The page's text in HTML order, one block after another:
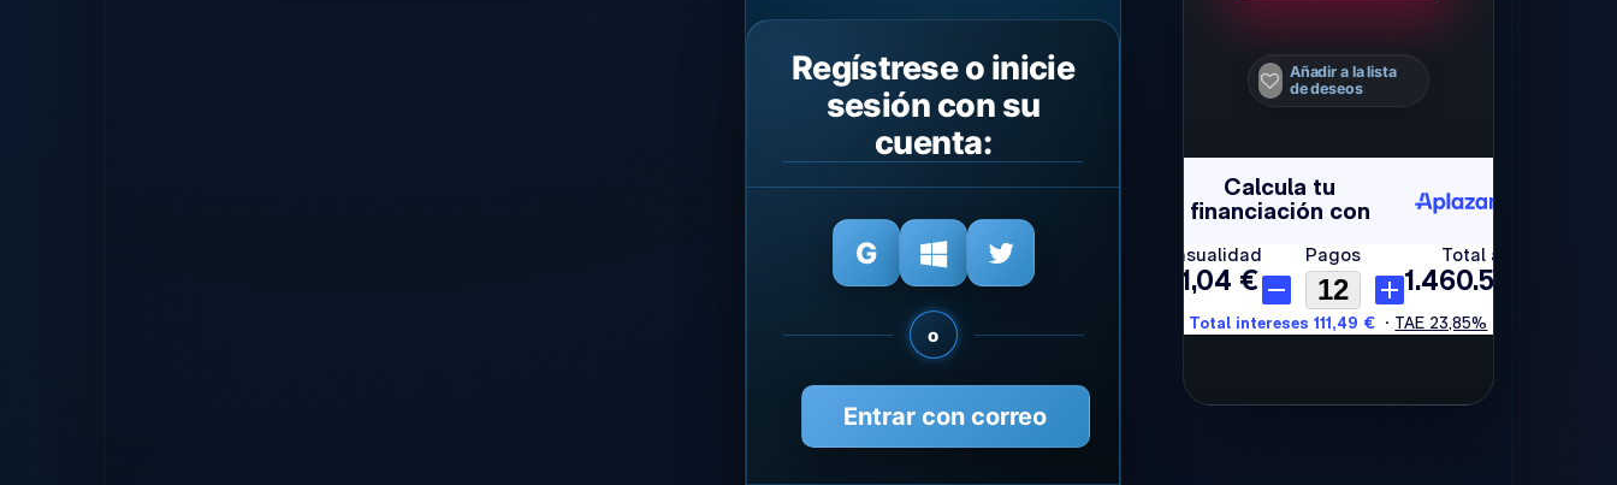
Regístrese o inicie
sesión con su
cuenta:
o
Entrar con correo
Añadir a la lista
de deseos